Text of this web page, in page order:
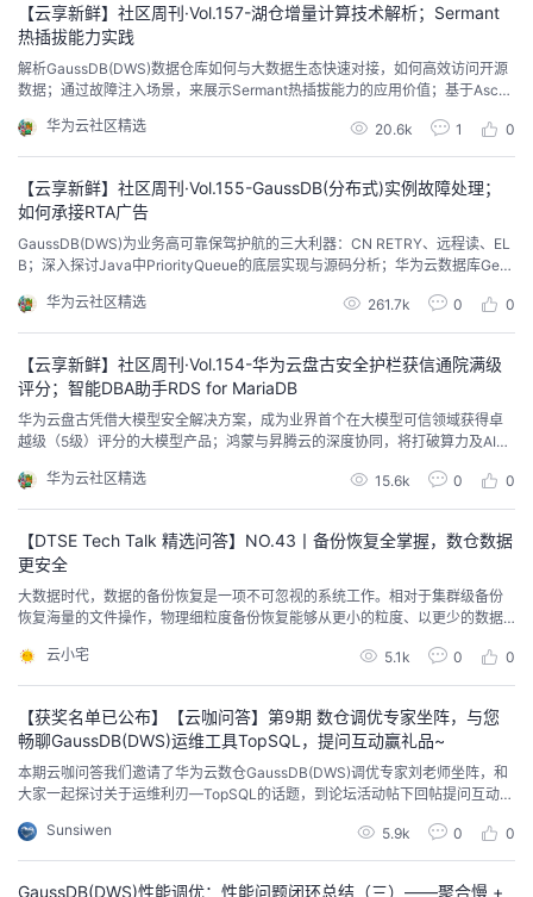
【云享新鲜】社区周刊·Vol.157-湖仓增量计算技术解析；Sermant
热插拔能力实践
解析GaussDB(DWS)数据仓库如何与大数据生态快速对接，如何高效访问开源
数据；通过故障注入场景，来展示Sermant热插拔能力的应用价值；基于Ascen
华为云社区精选
20.6k 1 0
【云享新鲜】社区周刊·Vol.155-GaussDB(分布式)实例故障处理；
如何承接RTA广告
GaussDB(DWS)为业务高可靠保驾护航的三大利器：CN RETRY、远程读、EL
B；深入探讨Java中PriorityQueue的底层实现与源码分析；华为云数据库Gemi
选型...华为云社区精选 261.7k 0 0
【云享新鲜】社区周刊·Vol.154-华为云盘古安全护栏获信通院满级
评分；智能DBA助手RDS for MariaDB
华为云盘古凭借大模型安全解决方案，成为业界首个在大模型可信领域获得卓
越级（5级）评分的大模型产品；鸿蒙与昇腾云的深度协同，将打破算力及AI能
h...as 语句是 Python 中一项非常灵活和广泛应用的语法特性...
华为云社区精选 15.6k 0 0
【DTSE Tech Talk 精选问答】NO.43丨备份恢复全掌握，数仓数据
更安全
大数据时代，数据的备份恢复是一项不可忽视的系统工作。相对于集群级备份
恢复海量的文件操作，物理细粒度备份恢复能够从更小的粒度、以更少的数据
丰富的物理细粒度备份恢复功能，帮助您更加精确高效地备份恢复指定数据，
为您的数据安全保驾护航。
云小宅 5.1k 0 0
【获奖名单已公布】【云咖问答】第9期 数仓调优专家坐阵，与您
畅聊GaussDB(DWS)运维工具TopSQL，提问互动赢礼品~
本期云咖问答我们邀请了华为云数仓GaussDB(DWS)调优专家刘老师坐阵，和
大家一起探讨关于运维利刃—TopSQL的话题，到论坛活动帖下回帖提问互动赢
Sunsiwen
5.9k 0 0
GaussDB(DWS)性能调优：性能问题闭环总结（三）——聚合慢 +